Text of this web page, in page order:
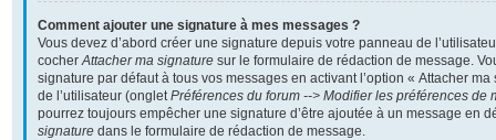
Comment ajouter une signature à mes messages ?
Vous devez d’abord créer une signature depuis votre panneau de
cocherAttacher ma signature sur le formulaire de rédaction de message.
signature par défaut à tous vos messages en activant l’option « Attacher
de l’utilisateur (ongletPréférences du forum --> Modifier les préférences de
pourrez toujours empêcher une signature d’être ajoutée à un message en
signature dans le formulaire de rédaction de message.